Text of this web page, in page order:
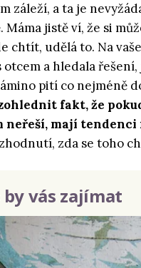
záleží, a ta je
Máma jistě ví, že si
chtít, udělá to. Na
otcem a hledala
pití co nejméně
fakt, že
neřeší, mají
zda se toho
vás zajímat